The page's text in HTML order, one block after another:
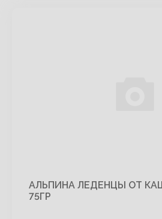
АЛЬПИНА ЛЕДЕНЦЫ ОТ
75ГР